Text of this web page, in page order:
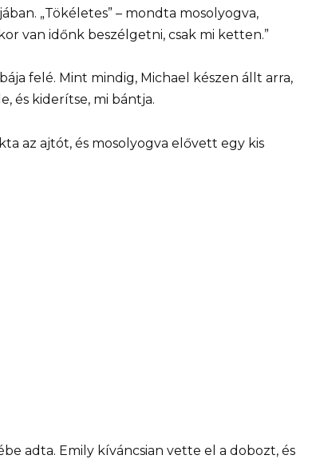
„Tökéletes” – mondta mosolyogva,
van időnk beszélgetni, csak mi ketten.”
felé. Mint mindig, Michael készen állt arra,
és kiderítse, mi bántja.
az ajtót, és mosolyogva elővett egy kis
adta. Emily kíváncsian vette el a dobozt, és